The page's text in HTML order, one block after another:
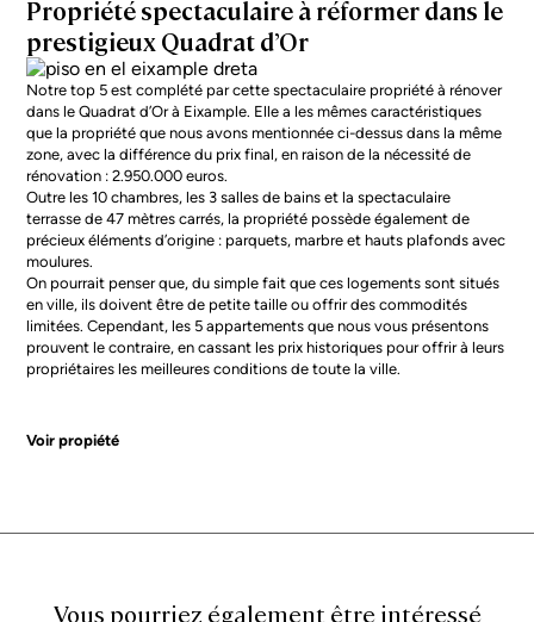
Propriété spectaculaire à réformer dans le
prestigieux Quadrat d’Or
Notre top 5 est complété par cette spectaculaire propriété à rénover
dans le Quadrat d’Or à Eixample. Elle a les mêmes caractéristiques
que la propriété que nous avons mentionnée ci-dessus dans la même
zone, avec la différence du prix final, en raison de la nécessité de
rénovation : 2.950.000 euros.
Outre les 10 chambres, les 3 salles de bains et la spectaculaire
terrasse de 47 mètres carrés, la propriété possède également de
précieux éléments d’origine : parquets, marbre et hauts plafonds avec
moulures.
On pourrait penser que, du simple fait que ces logements sont situés
en ville, ils doivent être de petite taille ou offrir des commodités
limitées. Cependant, les 5 appartements que nous vous présentons
prouvent le contraire, en cassant les prix historiques pour offrir à leurs
propriétaires les meilleures conditions de toute la ville.
Voir propiété
Vous pourriez également être intéressé